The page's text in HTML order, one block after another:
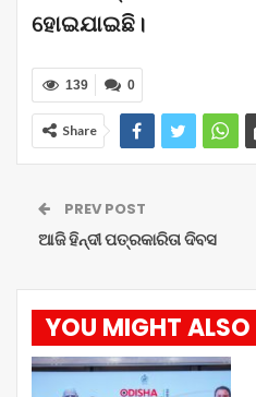
ହୋଇଯାଇଛି।
0
139
Share
PREV POST
ଆଜି ହିନ୍ଦୀ ପତ୍ରକାରିତା ଦିବସ
YOU MIGHT ALSO